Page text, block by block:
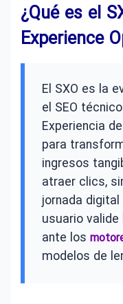
¿Qué es el
Experience
El SXO es la
el SEO
Experiencia
para
ingresos
atraer clics,
jornada
usuario
ante los
modelos de